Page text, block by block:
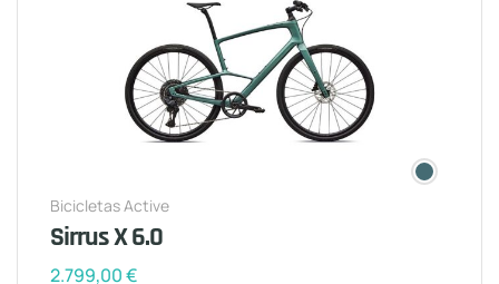
Bicicletas Active
Sirrus X 6.0
2.799,00€